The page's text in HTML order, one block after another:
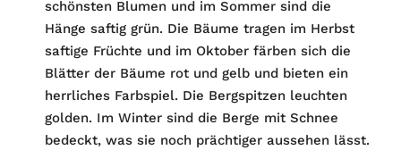
schönsten Blumen und im Sommer sind die
Hänge saftig grün. Die Bäume tragen im Herbst
saftige Früchte und im Oktober färben sich die
Blätter der Bäume rot und gelb und bieten ein
herrliches Farbspiel. Die Bergspitzen leuchten
golden. Im Winter sind die Berge mit Schnee
bedeckt, was sie noch prächtiger aussehen lässt.